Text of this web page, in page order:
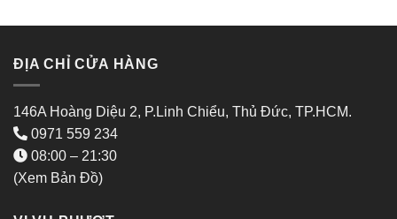
ĐỊA CHỈ CỬA HÀNG
146A Hoàng Diệu 2, P.Linh Chiểu, Thủ Đức, TP.HCM.
0971 559 234
08:00 – 21:30
(Xem Bản Đồ)